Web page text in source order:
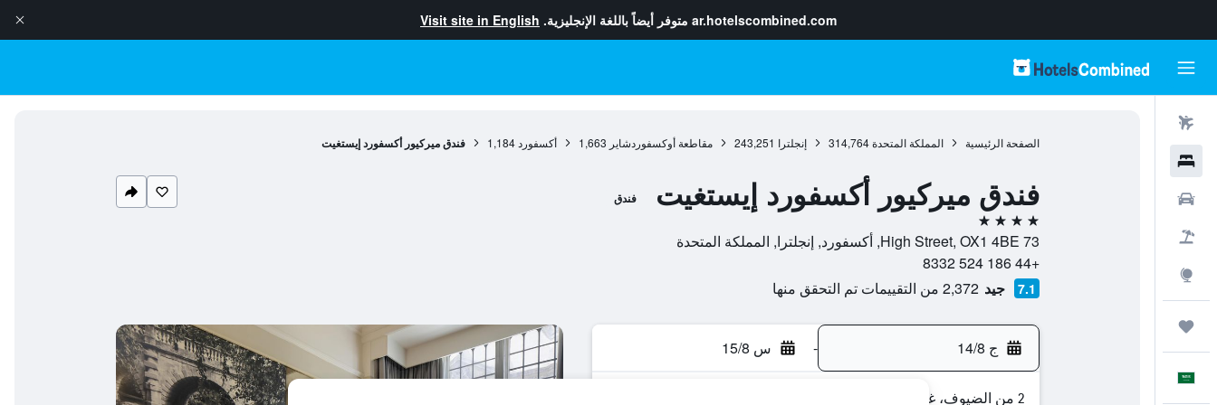
ar.hotelscombined.com متوفر أيضاً باللغة الإنجليزية. Visit site in English
الصفحة الرئيسية المملكة المتحدة 314,764 إنجلترا 243,251 مقاطعة أوكسفوردشاير 1,663 أكسفورد 1,184 فندق ميركيور أكسفورد إيستغيت
فندق ميركيور أكسفورد إيستغيت فندق
4 نجوم
73 High Street, OX1 4BE, أكسفورد, إنجلترا, المملكة المتحدة
+44 186 524 8332
7.1 جيد 2,372 من التقييمات تم التحقق منها
ج 14/8 - س 15/8
2 من الضيوف، غرفة واحدة